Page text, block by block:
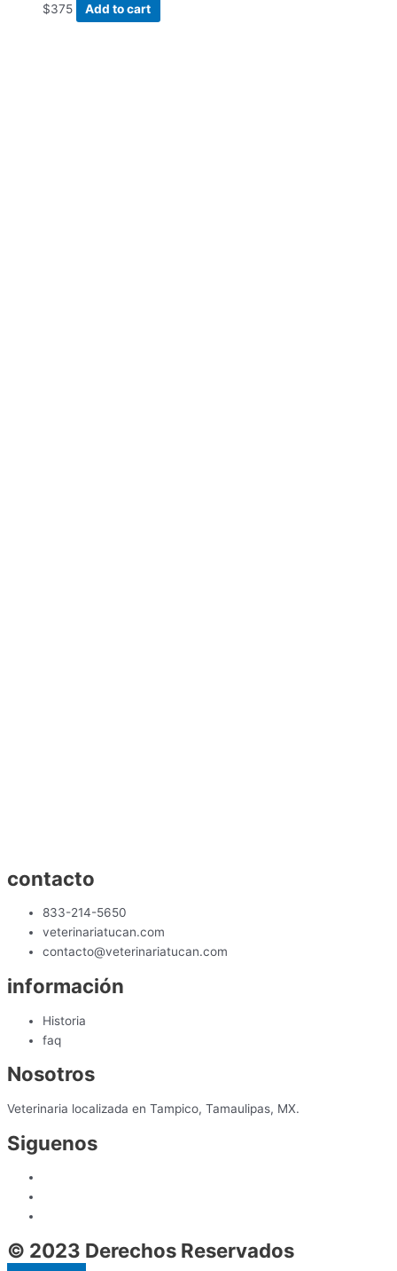
$375 Add to cart
contacto
833-214-5650
veterinariatucan.com
contacto@veterinariatucan.com
información
Historia
faq
Nosotros
Veterinaria localizada en Tampico, Tamaulipas, MX.
Siguenos
© 2023 Derechos Reservados